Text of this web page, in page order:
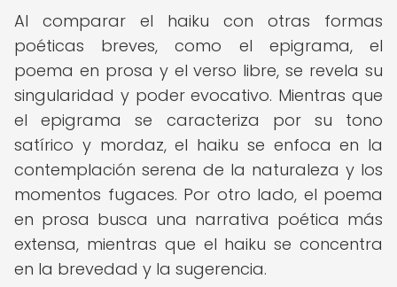
Al comparar el haiku con otras formas
poéticas breves, como el epigrama, el
poema en prosa y el verso libre, se revela su
singularidad y poder evocativo. Mientras que
el epigrama se caracteriza por su tono
satírico y mordaz, el haiku se enfoca en la
contemplación serena de la naturaleza y los
momentos fugaces. Por otro lado, el poema
en prosa busca una narrativa poética más
extensa, mientras que el haiku se concentra
en la brevedad y la sugerencia.